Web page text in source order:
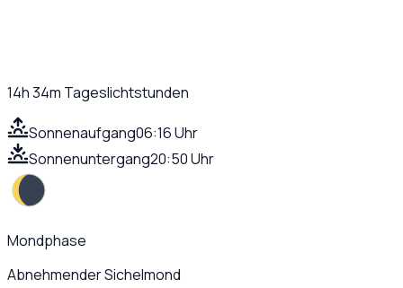
14h 34m Tageslichtstunden
Sonnenaufgang06:16 Uhr
Sonnenuntergang20:50 Uhr
Mondphase
Abnehmender Sichelmond